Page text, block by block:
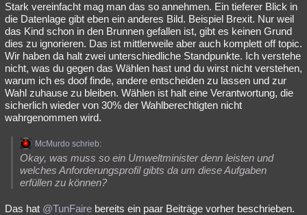
Stark vereinfacht mag man das so annehmen. Ein tieferer Blick in
die Datenlage gibt eben ein anderes Bild. Beispiel Brexit. Nur weil
das Kind schon in den Brunnen gefallen ist, gibt es keinen Grund
dies zu ignorieren. Das ist mittlerweile aber auch komplett off topic.
Wir haben da halt zwei unterschiedliche Standpunkte. Ich verstehe
nicht, was du gegen das Wählen hast und du wirst nicht verstehen,
warum ich es doof finde, andere entscheiden zu lassen und zur
Wahl zuhause zu bleiben. Wählen ist halt eine Verantwortung, die
sicherlich wieder von 30% der Wahlberechtigten nicht
wahrgenommen wird.
McMurdo schrieb:
Okay, was muss so ein Umweltminister denn leisten und
welches Anforderungsprofil gibts da um diese Aufgaben
erfüllen zu können?
Das hat @TunFaire bereits ein paar Beiträge vorher beschrieben.